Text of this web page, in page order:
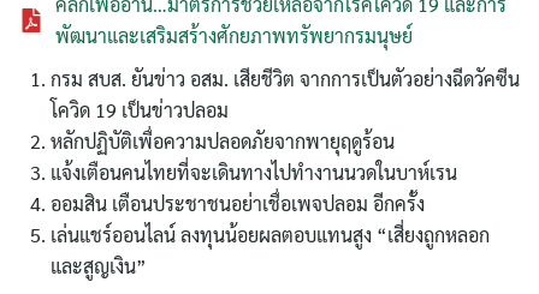
ค้นหา
สำหรับ:
พัฒนาและเสริมสร้างศักยภาพทรัพยากรมนุษย์
กรม สบส. ยันข่าว อสม. เสียชีวิต จากการเป็นตัวอย่างฉีดวัคซีน
โควิด 19 เป็นข่าวปลอม
หลักปฏิบัติเพื่อความปลอดภัยจากพายุฤดูร้อน
แจ้งเตือนคนไทยที่จะเดินทางไปทำงานนวดในบาห์เรน
ออมสิน เตือนประชาชนอย่าเชื่อเพจปลอม อีกครั้ง
เล่นแชร์ออนไลน์ ลงทุนน้อยผลตอบแทนสูง “เสี่ยงถูกหลอก
และสูญเงิน”